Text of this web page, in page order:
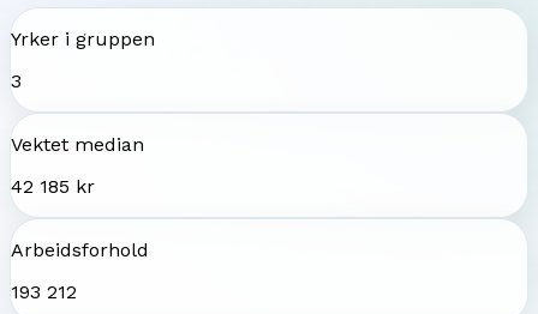
Yrker i gruppen
3
Vektet median
42 185 kr
Arbeidsforhold
193 212